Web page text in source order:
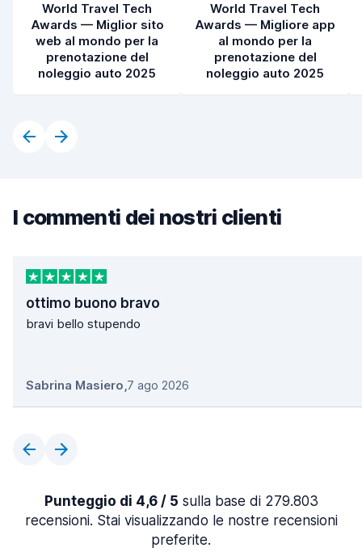
World Travel Tech
Awards — Miglior sito
web al mondo per la
prenotazione del
noleggio auto 2025
World Travel Tech
Awards — Migliore app
al mondo per la
prenotazione del
noleggio auto 2025
I commenti dei nostri clienti
ottimo buono bravo
bravi bello stupendo
Sabrina Masiero,7 ago 2026
Punteggio di 4,6 / 5 sulla base di 279.803
recensioni. Stai visualizzando le nostre recensioni
preferite.